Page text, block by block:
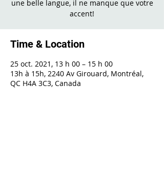
une belle langue, il ne manque que votre
accent!
Time & Location
25 oct. 2021, 13 h 00 – 15 h 00
13h à 15h, 2240 Av Girouard, Montréal,
QC H4A 3C3, Canada